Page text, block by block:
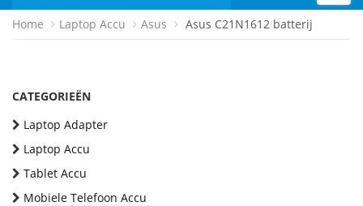
Home Laptop Accu Asus Asus C21N1612 batterij
CATEGORIEËN
Laptop Adapter
Laptop Accu
Tablet Accu
Mobiele Telefoon Accu